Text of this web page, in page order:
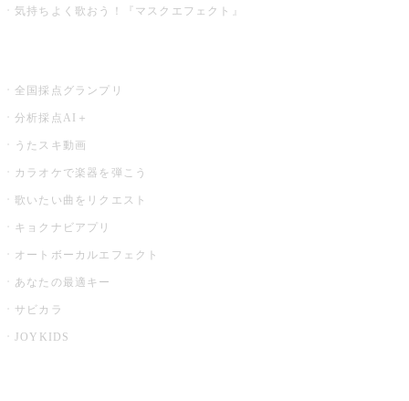
気持ちよく歌おう！『マスクエフェクト』
全国採点グランプリ
分析採点AI＋
うたスキ動画
カラオケで楽器を弾こう
歌いたい曲をリクエスト
キョクナビアプリ
オートボーカルエフェクト
あなたの最適キー
サビカラ
JOYKIDS